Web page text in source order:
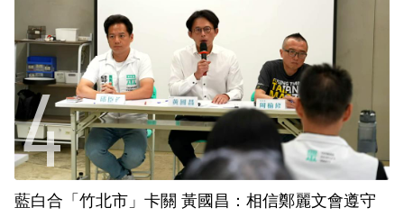
藍白合「竹北市」卡關 黃國昌：相信鄭麗文會遵守